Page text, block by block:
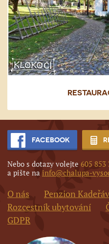
FACEBOOK
Nebo s dotazy volejte 605 853
a pište na info@chalupa-
O nás
Penzion
Rozcestník ubytování
GDPR